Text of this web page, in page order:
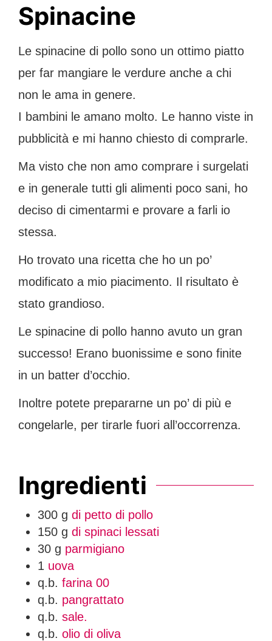
Spinacine
Le spinacine di pollo sono un ottimo piatto
per far mangiare le verdure anche a chi
non le ama in genere.
I bambini le amano molto. Le hanno viste in
pubblicità e mi hanno chiesto di comprarle.
Ma visto che non amo comprare i surgelati
e in generale tutti gli alimenti poco sani, ho
deciso di cimentarmi e provare a farli io
stessa.
Ho trovato una ricetta che ho un po’
modificato a mio piacimento. Il risultato è
stato grandioso.
Le spinacine di pollo hanno avuto un gran
successo! Erano buonissime e sono finite
in un batter d’occhio.
Inoltre potete prepararne un po’ di più e
congelarle, per tirarle fuori all’occorrenza.
Ingredienti
300 g di petto di pollo
150 g di spinaci lessati
30 g parmigiano
1 uova
q.b. farina 00
q.b. pangrattato
q.b. sale.
q.b. olio di oliva